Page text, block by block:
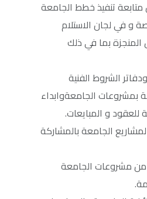
تنفيذ خطط الجامعة
و في لجان الاستلام
المنجزة بما في ذلك
الشروط الفنية
بمشروعات الجامعةوابداء
للعقود و المبايعات.
لمشاريع الجامعة بالمشاركة
من مشروعات الجامعة